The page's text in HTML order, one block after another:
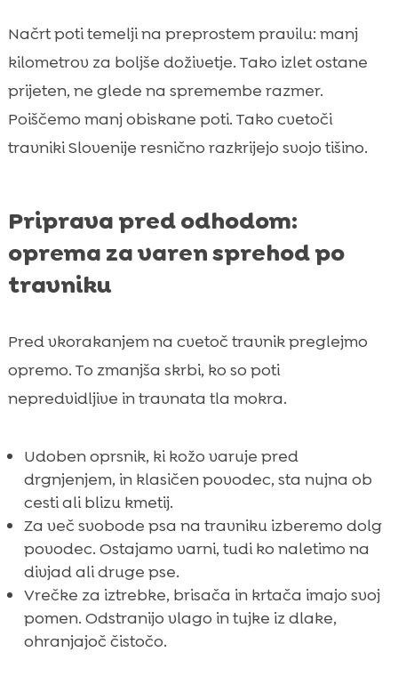
Načrt poti temelji na preprostem pravilu: manj
kilometrov za boljše doživetje. Tako izlet ostane
prijeten, ne glede na spremembe razmer.
Poiščemo manj obiskane poti. Tako cvetoči
travniki Slovenije resnično razkrijejo svojo tišino.
Priprava pred odhodom:
oprema za varen sprehod po
travniku
Pred vkorakanjem na cvetoč travnik preglejmo
opremo. To zmanjša skrbi, ko so poti
nepredvidljive in travnata tla mokra.
Udoben oprsnik, ki kožo varuje pred
drgnjenjem, in klasičen povodec, sta nujna ob
cesti ali blizu kmetij.
Za več svobode psa na travniku izberemo dolg
povodec. Ostajamo varni, tudi ko naletimo na
divjad ali druge pse.
Vrečke za iztrebke, brisača in krtača imajo svoj
pomen. Odstranijo vlago in tujke iz dlake,
ohranjajoč čistočo.